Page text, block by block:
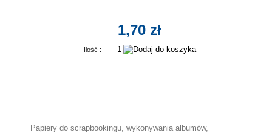
1,70 zł
Ilość :
Papiery do scrapbookingu, wykonywania albumów,